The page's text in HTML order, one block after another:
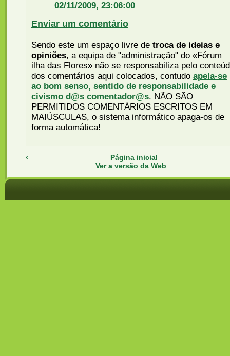
02/11/2009, 23:06:00
Enviar um comentário
Sendo este um espaço livre de troca de ideias e
opiniões, a equipa de "administração" do «Fórum
ilha das Flores» não se responsabiliza pelo
dos comentários aqui colocados, contudo apela-se
ao bom senso, sentido de responsabilidade e
civismo d@s comentador@s. NÃO SÃO
PERMITIDOS COMENTÁRIOS ESCRITOS EM
MAIÚSCULAS, o sistema informático apaga-os de
forma automática!
‹
Página inicial
Ver a versão da Web